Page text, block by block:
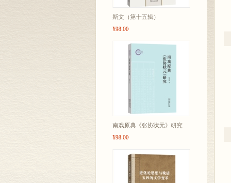
斯文（第十五辑）
¥98.00
南戏原典《张协状元》研究
¥98.00